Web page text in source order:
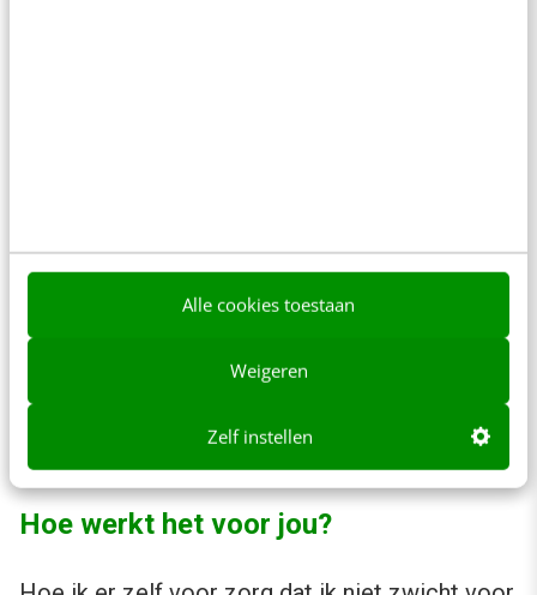
Alle cookies toestaan
Weigeren
Zelf instellen
gedragsinterventies. Door bijvoorbeeld de
duurzame keuze de standaard te maken
(nudge, gedragsinterventie), én in de
communicatie het positieve effect van de
groene keuze te benadrukken (rationele
Hoe werkt het voor jou?